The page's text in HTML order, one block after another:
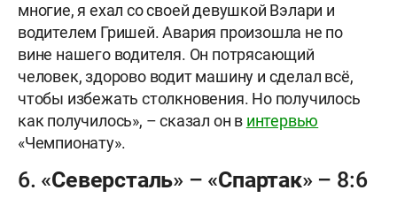
многие, я ехал со своей девушкой Вэлари и
водителем Гришей. Авария произошла не по
вине нашего водителя. Он потрясающий
человек, здорово водит машину и сделал всё,
чтобы избежать столкновения. Но получилось
как получилось», – сказал он в интервью
«Чемпионату».
6. «Северсталь» – «Спартак» – 8:6